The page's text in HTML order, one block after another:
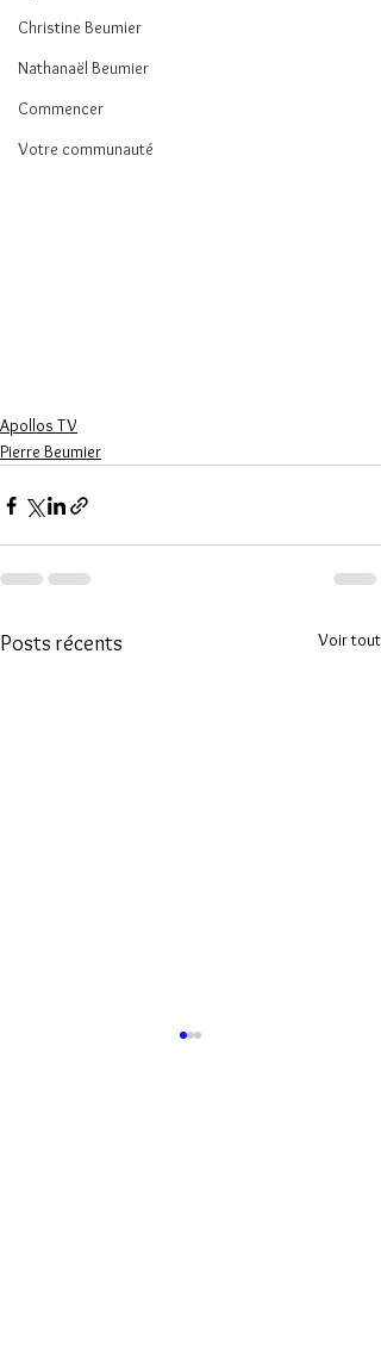
Christine Beumier
Nathanaël Beumier
Commencer
Votre communauté
Apollos TV
Pierre Beumier
Posts récents Voir tout